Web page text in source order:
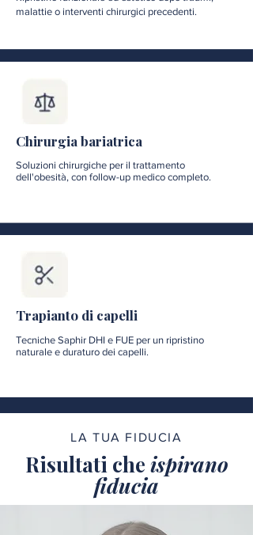
malattie o interventi chirurgici precedenti.
Chirurgia bariatrica
Soluzioni chirurgiche per il trattamento
dell'obesità, con follow-up medico completo.
Trapianto di capelli
Tecniche Saphir DHI e FUE per un ripristino
naturale e duraturo dei capelli.
LA TUA FIDUCIA
Risultati che ispirano
fiducia